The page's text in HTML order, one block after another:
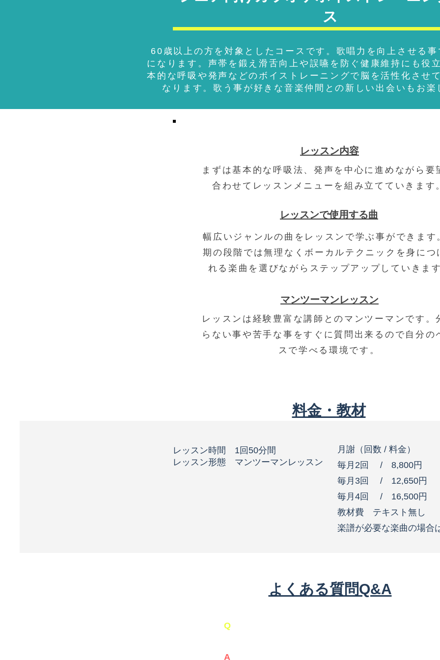
ス
60歳以上の方を対象としたコースです。歌唱力を向上させる事
になります。声帯を鍛え滑舌向上や誤嚥を防ぐ健康維持にも役
本的な呼吸や発声などのボイストレーニングで脳を活性化させ
なります。歌う事が好きな音楽仲間との新しい出会いもお楽
​レッスン内容
まずは基本的な呼吸法、発声を中心に進めながら要
合わせてレッスンメニューを組み立てていきます
レッスンで使用する曲
幅広いジャンルの曲をレッスンで学ぶ事ができます
期の段階では無理なくボーカルテクニックを身につ
れる楽曲を選びながらステップアップしていきます
マンツーマンレッスン
レッスンは経験豊富な講師とのマンツーマンです。
らない事や苦手な事をすぐに質問出来るので自分の
スで学べる環境です。
料金・教材
レッスン時間 1回50分間
​レッスン形態 マンツーマンレッスン
​月謝（回数 / 料金）
毎月2回 / 8,800円
毎月3回 / 12,650円
毎月4回 / 16,500円
教材費 テキスト無し
楽譜が必要な楽曲の場合
よくある質問Q&A
Q
A